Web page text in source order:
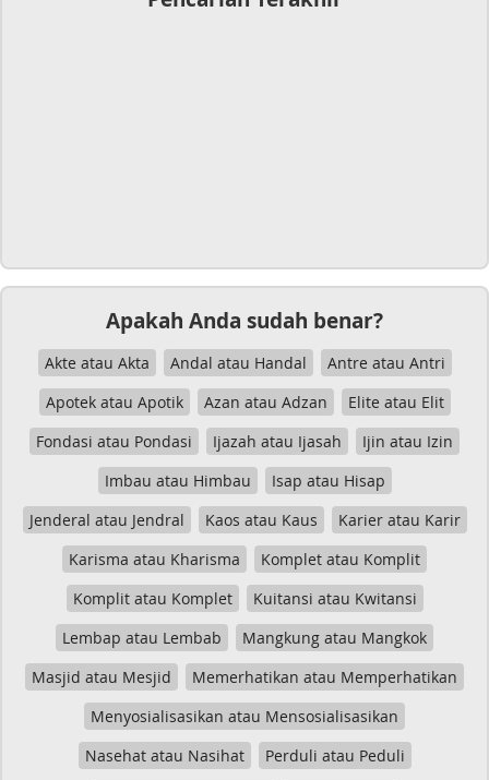
Apakah Anda sudah benar?
Akte atau Akta Andal atau Handal
Antre atau Antri
Apotek atau Apotik
Azan atau Adzan
Elite atau Elit
Fondasi atau Pondasi
Ijazah atau Ijasah
Ijin atau Izin
Imbau atau Himbau
Isap atau Hisap
Jenderal atau Jendral
Kaos atau Kaus
Karier atau Karir
Karisma atau Kharisma
Komplet atau Komplit
Komplit atau Komplet
Kuitansi atau Kwitansi
Lembap atau Lembab
Mangkung atau Mangkok
Masjid atau Mesjid
Memerhatikan atau Memperhatikan
Menyosialisasikan atau Mensosialisasikan
Nasehat atau Nasihat
Perduli atau Peduli